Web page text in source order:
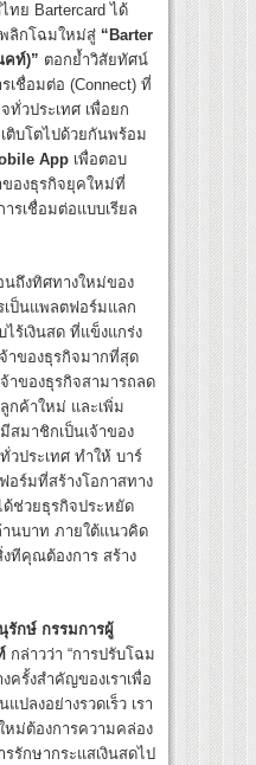
ทย Bartercard ได้
ลิกโฉมใหม่สู่ “Barter
คท์)” ตอกย้ำวิสัยทัศน์
เชื่อมต่อ (Connect) ที่
ทั่วประเทศ เพื่อยก
ติบโตไปด้วยกันพร้อม
App เพื่อตอบ
ของธุรกิจยุคใหม่ที่
รเชื่อมต่อแบบเรียล
นถึงทิศทางใหม่ของ
เป็นแพลตฟอร์มแลก
ร้เงินสด ที่แข็งแกร่ง
าของธุรกิจมากที่สุด
าของธุรกิจสามารถลด
กค้าใหม่ และเพิ่ม
มาชิกเป็นเจ้าของ
วประเทศ ทำให้ บาร์
อร์มที่สร้างโอกาสทาง
ช่วยธุรกิจประหยัด
านบาท ภายใต้แนวคิด
งทีคุณต้องการ สร้าง
รักษ์ กรรมการผู้
กล่าวว่า “การปรับโฉม
ครั้งสำคัญของเราเพื่อ
ปลงอย่างรวดเร็ว เรา
หม่ต้องการความคล่อง
รักษากระแสเงินสดไป